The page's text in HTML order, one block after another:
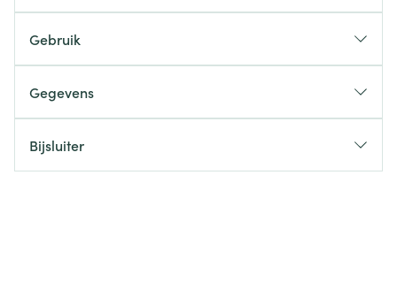
Gebruik
Gegevens
Bijsluiter